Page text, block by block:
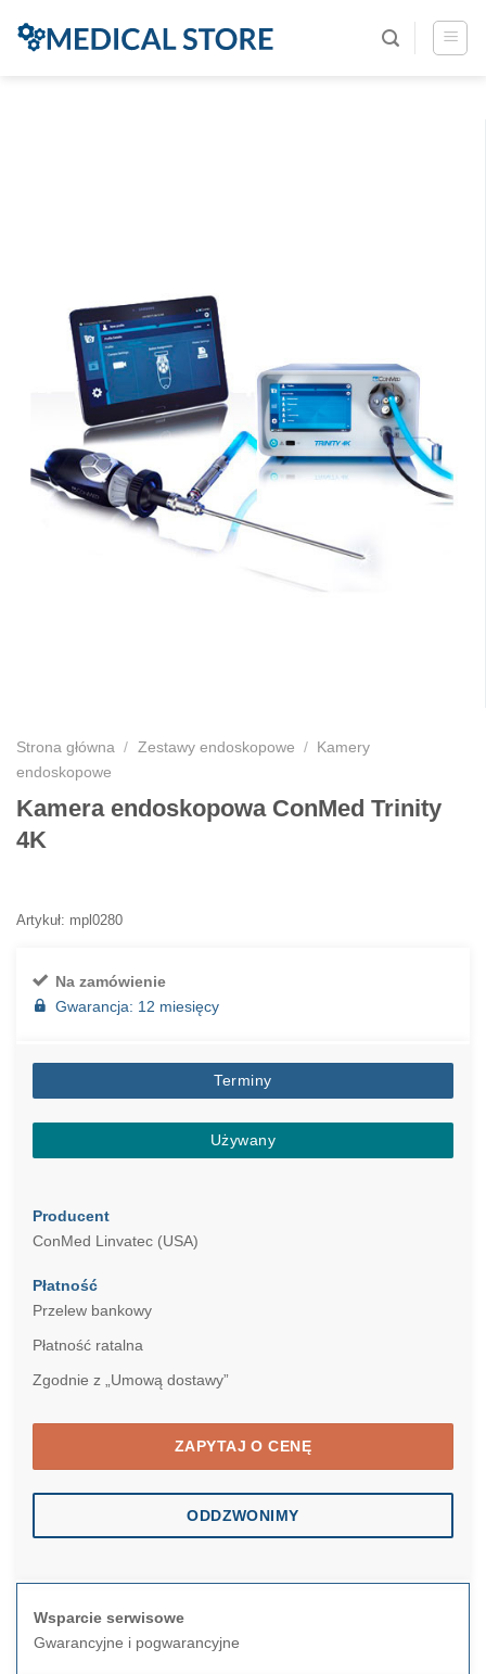
Strona główna / Zestawy endoskopowe / Kamery
endoskopowe
Kamera endoskopowa ConMed Trinity
4K
Artykuł: mpl0280
Na zamówienie
Gwarancja: 12 miesięcy
Terminy
Używany
Producent
ConMed Linvatec (USA)
Płatność
Przelew bankowy
Płatność ratalna
Zgodnie z „Umową dostawy”
ZAPYTAJ O CENĘ
ODDZWONIMY
Wsparcie serwisowe
Gwarancyjne i pogwarancyjne